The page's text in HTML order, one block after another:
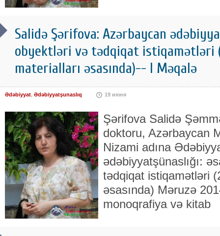
Salidə Şərifova: Azərbaycan
obyektləri və tədqiqat istiqamətləri
materialları əsasında)-- I Məqalə
Ədəbiyyat, Ədəbiyyatşunaslıq 19 июня
Şərifova Salidə
doktoru, Azərbaycan
Nizami adına
ədəbiyyatşünaslığı:
tədqiqat istiqamətləri
əsasında) Məruzə
monoqrafiya və kitab